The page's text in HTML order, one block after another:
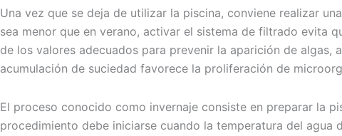
Una vez que se deja de utilizar la piscina, conviene realizar
sea menor que en verano, activar el sistema de filtrado evita
de los valores adecuados para prevenir la aparición de
acumulación de suciedad favorece la proliferación de
El proceso conocido como invernaje consiste en preparar la
procedimiento debe iniciarse cuando la temperatura del